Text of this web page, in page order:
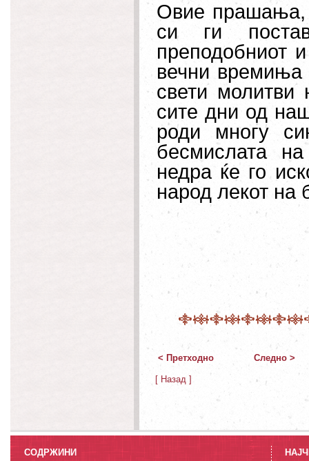
Овие прашања,
си ги
преподобниот
вечни времиња
свети
сите дни од
роди многу
бесмислата
недра ќе го
народ лекот на
< Претходно Следно >
[ Назад ]
СОДРЖИНИ